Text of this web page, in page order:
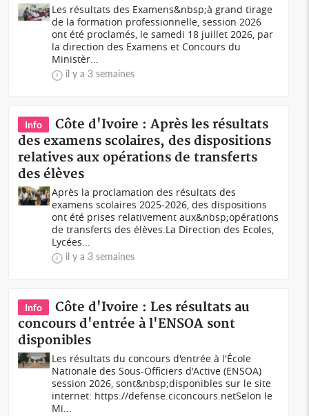
Les résultats des Examens&nbsp;à grand tirage
de la formation professionnelle, session 2026
ont été proclamés, le samedi 18 juillet 2026, par
la direction des Examens et Concours du
Ministèr...
il y a 3 semaines
Info
Côte d'Ivoire : Après les résultats
des examens scolaires, des dispositions
relatives aux opérations de transferts
des élèves
Après la proclamation des résultats des
examens scolaires 2025-2026, des dispositions
ont été prises relativement aux&nbsp;opérations
de transferts des élèves.La Direction des Ecoles,
Lycées...
il y a 3 semaines
Info
Côte d'Ivoire : Les résultats au
concours d'entrée à l'ENSOA sont
disponibles
Les résultats du concours d'entrée à l'École
Nationale des Sous-Officiers d'Active (ENSOA)
session 2026, sont&nbsp;disponibles sur le site
internet: https://defense.ciconcours.netSelon le
Mi...